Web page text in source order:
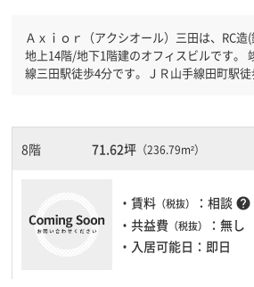
Ａｘｉｏｒ（アクシオール）三田は、RC造
地上14階/地下1階建のオフィスビルです。 竣工2011年、都営浅草
線三田駅徒歩4分です。ＪＲ山手線田町駅
れている方にオススメです。土日・祝日も
自由に出入りが出来ます。
8階 71.62坪 （236.79m²）
・賃料 （税抜） ：相談 help
・共益費 （税抜）
：無し
・入居可能日：即日